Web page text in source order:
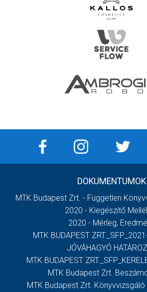
DOKUMENTUMOK
MTK Budapest Zrt. - Független
2020 - Kiegészítő
2020 - Mérleg,
MTK BUDAPEST
JÓVÁHAGYÓ
MTK BUDAPEST
MTK Budapest Zrt.
MTK Budapest Zrt. Könyvvizsgáló